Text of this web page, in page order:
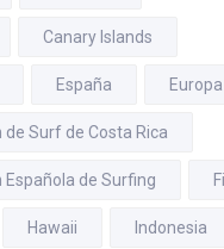
Canary Islands
España Europa
de Surf de Costa Rica
Española de Surfing
Hawaii Indonesia